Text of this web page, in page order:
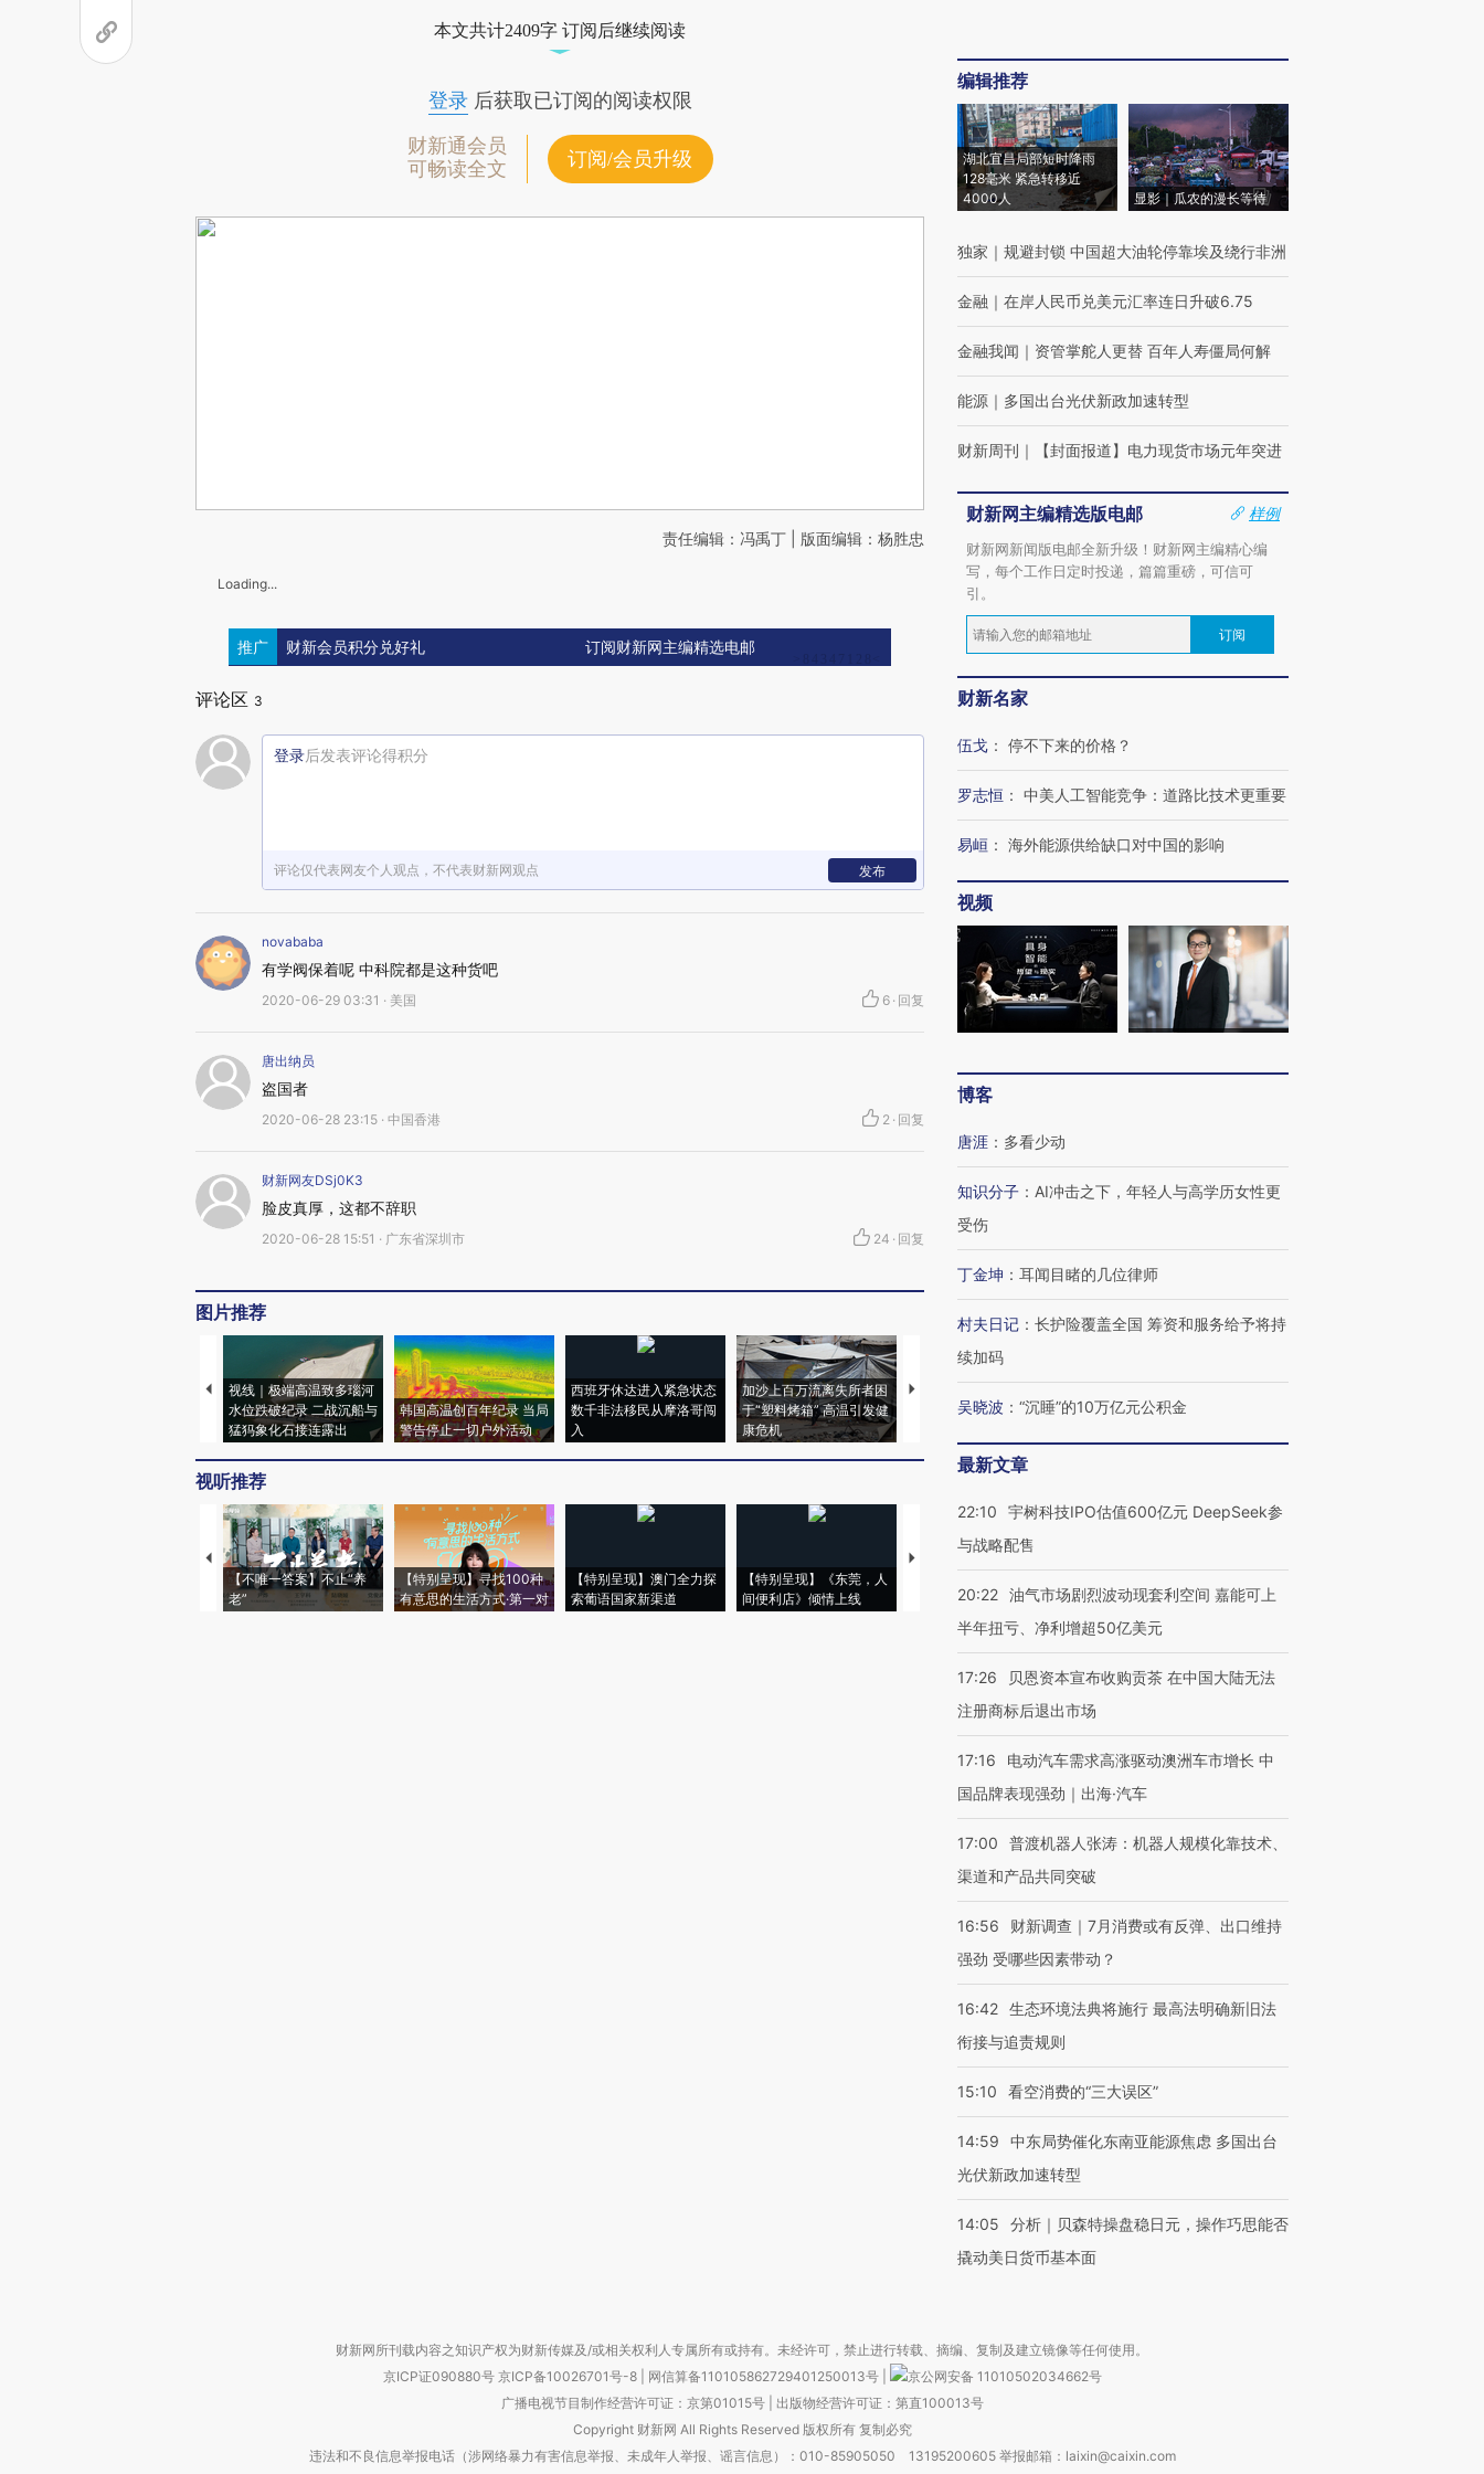
本文共计2409字 订阅后继续阅读
登录后获取已订阅的阅读权限
财新通会员
可畅读全文
订阅/会员升级
责任编辑：冯禹丁 | 版面编辑：杨胜忠
Loading...
推广 财新会员积分兑好礼 订阅财新网主编精选电邮
评论区 3
登录后发表评论得积分
评论仅代表网友个人观点，不代表财新网观点 发布
novababa
有学阀保着呢 中科院都是这种货吧
2020-06-29 03:31 · 美国 6 · 回复
唐出纳员
盗国者
2020-06-28 23:15 · 中国香港 2 · 回复
财新网友DSj0K3
脸皮真厚，这都不辞职
2020-06-28 15:51 · 广东省深圳市 24 · 回复
图片推荐
视线｜极端高温致多瑙河
水位跌破纪录 二战沉船与
猛犸象化石接连露出
韩国高温创百年纪录 当局
警告停止一切户外活动
西班牙休达进入紧急状态
数千非法移民从摩洛哥闯
入
加沙上百万流离失所者困
于“塑料烤箱” 高温引发健
康危机
视线｜HYROX的吸金
术：是什么让中产们甘
粒摇头丸 尿检体内含3种
视听推荐
【不唯一答案】不止“养
老”
【特别呈现】寻找100种
有意思的生活方式·第一对
【特别呈现】澳门全力探
索葡语国家新渠道
【特别呈现】《东莞，人
间便利店》倾情上线
【推广】走进第四届链博
有意思的生活方式·第三对
住三大增长引擎是什么？
编辑推荐
湖北宜昌局部短时降雨
128毫米 紧急转移近
4000人
显影｜瓜农的漫长等待
独家 ｜ 规避封锁 中国超大油轮停靠埃及绕行非洲
金融 ｜ 在岸人民币兑美元汇率连日升破6.75
金融我闻 ｜ 资管掌舵人更替 百年人寿僵局何解
能源 ｜ 多国出台光伏新政加速转型
财新周刊 ｜ 【封面报道】电力现货市场元年突进
财新网主编精选版电邮
样例
财新网新闻版电邮全新升级！财新网主编精心编
写，每个工作日定时投递，篇篇重磅，可信可
引。
订阅
财新名家
伍戈 ： 停不下来的价格？
罗志恒 ： 中美人工智能竞争：道路比技术更重要
易峘 ： 海外能源供给缺口对中国的影响
视频
博客
唐涯 ： 多看少动
知识分子 ： AI冲击之下，年轻人与高学历女性更
受伤
丁金坤 ： 耳闻目睹的几位律师
村夫日记 ： 长护险覆盖全国 筹资和服务给予将持
续加码
吴晓波 ： “沉睡”的10万亿元公积金
最新文章
22:10
宇树科技IPO估值600亿元 DeepSeek参
与战略配售
20:22 油气市场剧烈波动现套利空间 嘉能可上
半年扭亏、净利增超50亿美元
17:26
贝恩资本宣布收购贡茶 在中国大陆无法
注册商标后退出市场
17:16
电动汽车需求高涨驱动澳洲车市增长 中
国品牌表现强劲｜出海·汽车
17:00
普渡机器人张涛：机器人规模化靠技术、
渠道和产品共同突破
16:56
财新调查｜7月消费或有反弹、出口维持
强劲 受哪些因素带动？
16:42 生态环境法典将施行 最高法明确新旧法
衔接与追责规则
15:10 看空消费的“三大误区”
14:59
中东局势催化东南亚能源焦虑 多国出台
光伏新政加速转型
14:05
分析｜贝森特操盘稳日元，操作巧思能否
撬动美日货币基本面
财新网所刊载内容之知识产权为财新传媒及/或相关权利人专属所有或持有。未经许可，禁止进行转载、摘编、复制及建立镜像等任何使用。
京ICP证090880号 京ICP备10026701号-8 网信算备110105862729401250013号
京公网安备 11010502034662号
广播电视节目制作经营许可证：京第01015号| 出版物经营许可证：第直100013号
Copyright 财新网 All Rights Reserved 版权所有 复制必究
违法和不良信息举报电话（涉网络暴力有害信息举报、未成年人举报、谣言信息）：010-85905050 13195200605 举报邮箱：laixin@caixin.com